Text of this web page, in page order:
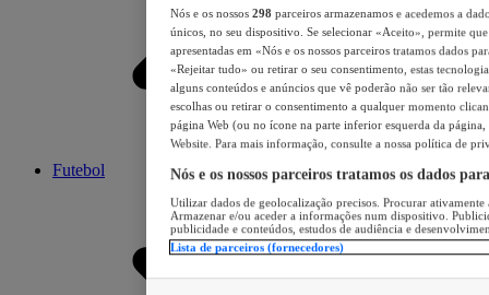
Futebol
Nós e os nossos 298 parceiros armazenamos e acedemos a
únicos, no seu dispositivo. Se selecionar «Aceito», permite
apresentadas em «Nós e os nossos parceiros tratamos dados
«Rejeitar tudo» ou retirar o seu consentimento, estas
alguns conteúdos e anúncios que vê poderão não ser tão
escolhas ou retirar o consentimento a qualquer momento
página Web (ou no ícone na parte inferior esquerda da página,
Website. Para mais informação, consulte a nossa política de
Nós e os nossos parceiros tratamos os dados
Utilizar dados de geolocalização precisos. Procurar
Armazenar e/ou aceder a informações num dispositivo.
publicidade e conteúdos, estudos de audiência e
Lista de parceiros (fornecedores)